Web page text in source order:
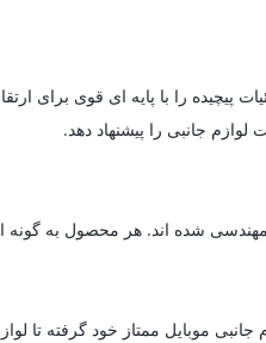
جانبی را پیشنهاد دهد.
مهندسی شده اند. هر محصول به
موبایل ممتاز خود گرفته تا